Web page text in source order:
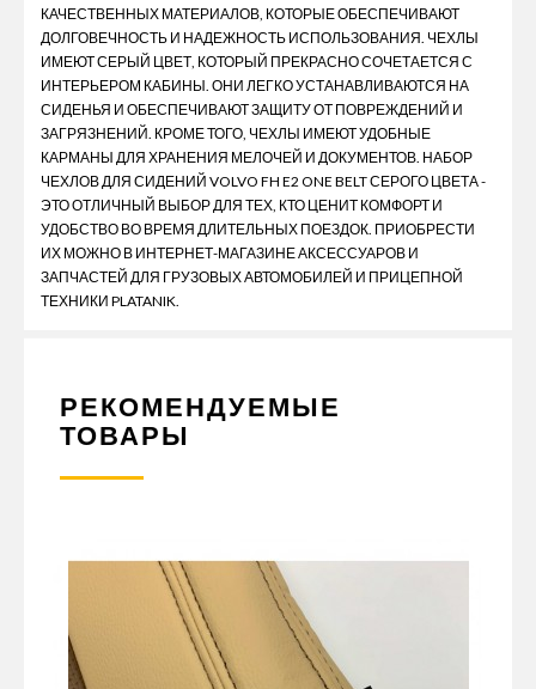
КАЧЕСТВЕННЫХ МАТЕРИАЛОВ, КОТОРЫЕ ОБЕСПЕЧИВАЮТ
ДОЛГОВЕЧНОСТЬ И НАДЕЖНОСТЬ ИСПОЛЬЗОВАНИЯ. ЧЕХЛЫ
ИМЕЮТ СЕРЫЙ ЦВЕТ, КОТОРЫЙ ПРЕКРАСНО СОЧЕТАЕТСЯ С
ИНТЕРЬЕРОМ КАБИНЫ. ОНИ ЛЕГКО УСТАНАВЛИВАЮТСЯ НА
СИДЕНЬЯ И ОБЕСПЕЧИВАЮТ ЗАЩИТУ ОТ ПОВРЕЖДЕНИЙ И
ЗАГРЯЗНЕНИЙ. КРОМЕ ТОГО, ЧЕХЛЫ ИМЕЮТ УДОБНЫЕ
КАРМАНЫ ДЛЯ ХРАНЕНИЯ МЕЛОЧЕЙ И ДОКУМЕНТОВ. НАБОР
ЧЕХЛОВ ДЛЯ СИДЕНИЙ VOLVO FH E2 ONE BELT СЕРОГО ЦВЕТА -
ЭТО ОТЛИЧНЫЙ ВЫБОР ДЛЯ ТЕХ, КТО ЦЕНИТ КОМФОРТ И
УДОБСТВО ВО ВРЕМЯ ДЛИТЕЛЬНЫХ ПОЕЗДОК. ПРИОБРЕСТИ
ИХ МОЖНО В ИНТЕРНЕТ-МАГАЗИНЕ АКСЕССУАРОВ И
ЗАПЧАСТЕЙ ДЛЯ ГРУЗОВЫХ АВТОМОБИЛЕЙ И ПРИЦЕПНОЙ
ТЕХНИКИ PLATANIK.
РЕКОМЕНДУЕМЫЕ
ТОВАРЫ